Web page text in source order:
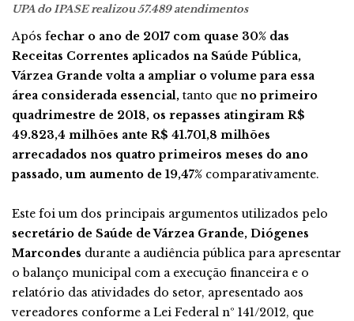
UPA do IPASE realizou 57.489 atendimentos
Após fechar o ano de 2017 com quase 30% das
Receitas Correntes aplicados na Saúde Pública,
Várzea Grande volta a ampliar o volume para essa
área considerada essencial, tanto que no primeiro
quadrimestre de 2018, os repasses atingiram R$
49.823,4 milhões ante R$ 41.701,8 milhões
arrecadados nos quatro primeiros meses do ano
passado, um aumento de 19,47% comparativamente.
Este foi um dos principais argumentos utilizados pelo
secretário de Saúde de Várzea Grande, Diógenes
Marcondes durante a audiência pública para apresentar
o balanço municipal com a execução financeira e o
relatório das atividades do setor, apresentado aos
vereadores conforme a Lei Federal nº 141/2012, que